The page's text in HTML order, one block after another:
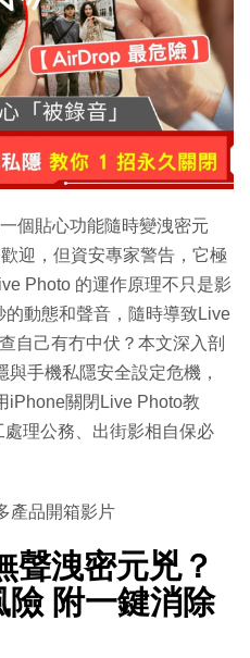
個貼心功能隨時變洩密元
迎，但資安專家警告，它極
Photo 的運作原理不只是影
動態和聲音，隨時導致Live
自己有冇中伏？本文深入剖
手機私隱安全設定危機，
iPhone關閉Live Photo教
理公務、出街影相自保必
產品開箱影片
洩密元兇？
附一鍵消除